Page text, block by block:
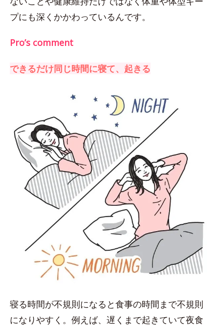
プにも深くかかわっているんです。
Pro’s comment
できるだけ同じ時間に寝て、起きる
寝る時間が不規則になると食事の時間まで不規則
になりやすく。例えば、遅くまで起きていて夜食